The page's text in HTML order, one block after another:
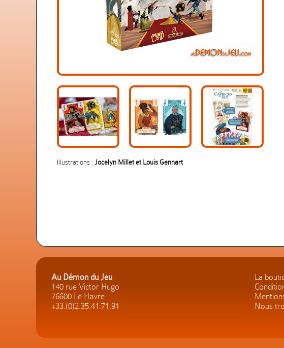
Illustrations : Jocelyn Millet et Louis Gennart
Au Démon du Jeu
140 rue Victor Hugo
76600 Le Havre
+33.(0)2.35.41.71.91
La
Nous